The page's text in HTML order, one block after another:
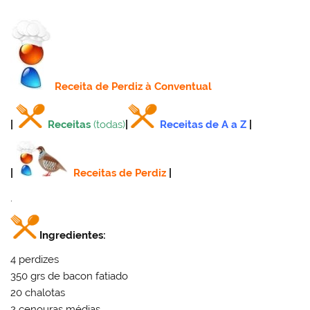
Receitade Perdiz à Conventual
Receitas (todas) Receitas de A a Z
Receitas de Perdiz
.
Ingredientes:
4 perdizes
350 grs de bacon fatiado
20 chalotas